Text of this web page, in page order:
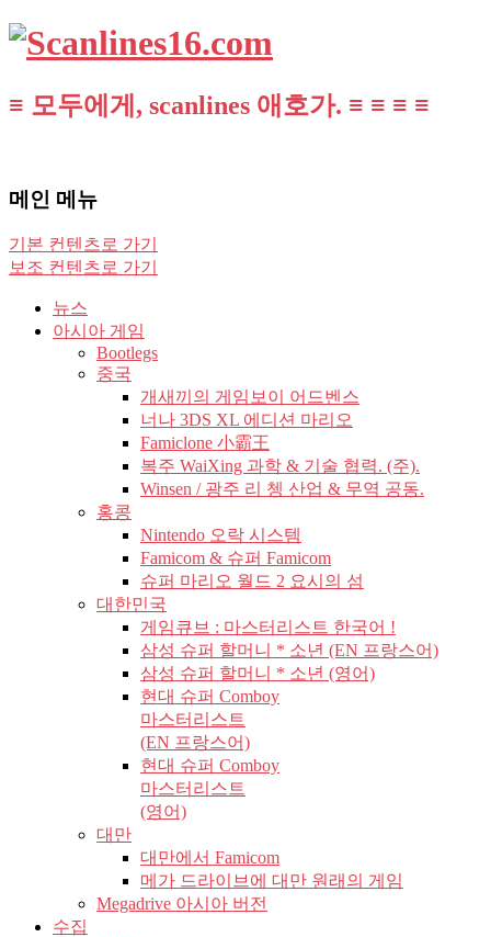
≡ 모두에게, scanlines 애호가. ≡ ≡ ≡ ≡
메인 메뉴
기본 컨텐츠로 가기
보조 컨텐츠로 가기
뉴스
아시아 게임
Bootlegs
중국
개새끼의 게임보이 어드벤스
너나 3DS XL 에디션 마리오
Famiclone 小霸王
복주 WaiXing 과학 & 기술 협력. (주).
Winsen / 광주 리 쳉 산업 & 무역 공동.
홍콩
Nintendo 오락 시스템
Famicom & 슈퍼 Famicom
슈퍼 마리오 월드 2 요시의 섬
대한민국
게임큐브 : 마스터리스트 한국어 !
삼성 슈퍼 할머니 * 소년 (EN 프랑스어)
삼성 슈퍼 할머니 * 소년 (영어)
현대 슈퍼 Comboy
마스터리스트
(EN 프랑스어)
현대 슈퍼 Comboy
마스터리스트
(영어)
대만
대만에서 Famicom
메가 드라이브에 대만 원래의 게임
Megadrive 아시아 버전
수집